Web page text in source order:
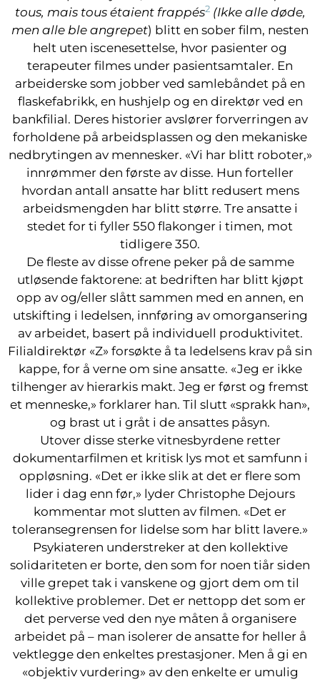
tous, mais tous étaient frappés2(Ikke alle døde,
men alle ble angrepet) blitt en sober film, nesten
helt uten iscenesettelse, hvor pasienter og
terapeuter filmes under pasientsamtaler. En
arbeiderske som jobber ved samlebåndet på en
flaskefabrikk, en hushjelp og en direktør ved en
bankfilial. Deres historier avslører forverringen av
forholdene på arbeidsplassen og den mekaniske
nedbrytingen av mennesker. «Vi har blitt roboter,»
innrømmer den første av disse. Hun forteller
hvordan antall ansatte har blitt redusert mens
arbeidsmengden har blitt større. Tre ansatte i
stedet for ti fyller 550 flakonger i timen, mot
tidligere 350.
De fleste av disse ofrene peker på de samme
utløsende faktorene: at bedriften har blitt kjøpt
opp av og/eller slått sammen med en annen, en
utskifting i ledelsen, innføring av omorgansering
av arbeidet, basert på individuell produktivitet.
Filialdirektør «Z» forsøkte å ta ledelsens krav på sin
kappe, for å verne om sine ansatte. «Jeg er ikke
tilhenger av hierarkis makt. Jeg er først og fremst
et menneske,» forklarer han. Til slutt «sprakk han»,
og brast ut i gråt i de ansattes påsyn.
Utover disse sterke vitnesbyrdene retter
dokumentarfilmen et kritisk lys mot et samfunn i
oppløsning. «Det er ikke slik at det er flere som
lider i dag enn før,» lyder Christophe Dejours
kommentar mot slutten av filmen. «Det er
toleransegrensen for lidelse som har blitt lavere.»
Psykiateren understreker at den kollektive
solidariteten er borte, den som for noen tiår siden
ville grepet tak i vanskene og gjort dem om til
kollektive problemer. Det er nettopp det som er
det perverse ved den nye måten å organisere
arbeidet på – man isolerer de ansatte for heller å
vektlegge den enkeltes prestasjoner. Men å gi en
«objektiv vurdering» av den enkelte er umulig